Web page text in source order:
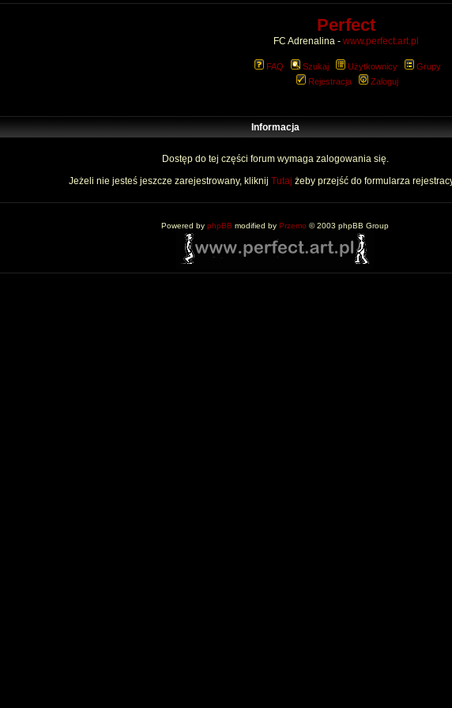
Perfect
FC Adrenalina - www.perfect.art.pl
FAQ Szukaj Użytkownicy
Grupy
Rejestracja
Zaloguj
Informacja
Dostęp do tej części forum wymaga zalogowania się.
Jeżeli nie jesteś jeszcze zarejestrowany, kliknij Tutaj żeby przejść do formularza
Powered by phpBB modified by Przemo © 2003 phpBB Group